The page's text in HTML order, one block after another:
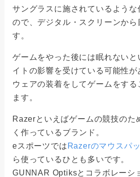
サングラスに施されているような
ので、デジタル・スクリーンから
す。
ゲームをやった後には眠れないと
イトの影響を受けている可能性が
ウェアの装着をしてゲームをする
ます。
Razerといえばゲームの競技のた
く作っているブランド。
eスポーツでは Razerのマウスパ
ら使っているひとも多いです。
GUNNAR Optiksとコラボレーシ